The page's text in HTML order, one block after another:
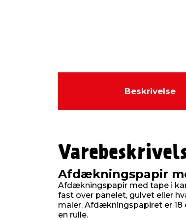
Beskrivelse
Afdækningspapir
Afdækningspapir med tape i
fast over panelet, gulvet eller
maler. Afdækningspapiret er
en rulle.